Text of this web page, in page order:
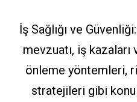
İş Sağlığı ve
mevzuatı, iş kazaları
önleme yöntemleri,
stratejileri gibi